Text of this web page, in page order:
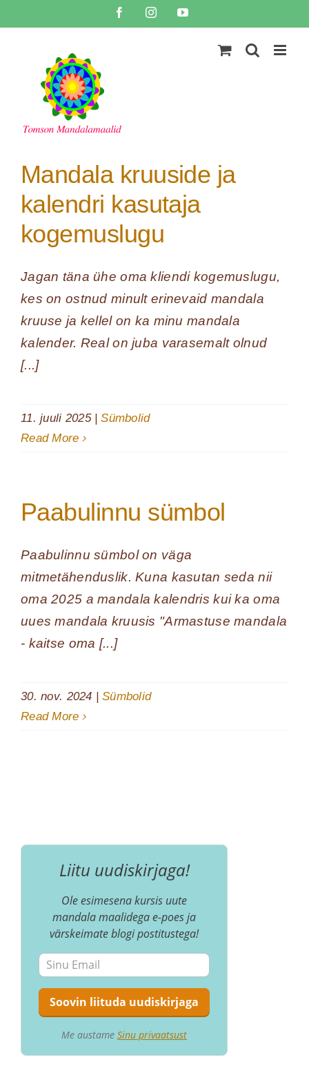
to
FacebookInstagramYouTube
Mandala kruuside ja
kalendri kasutaja
kogemuslugu
Jagan täna ühe oma kliendi kogemuslugu,
kes on ostnud minult erinevaid mandala
kruuse ja kellel on ka minu mandala
kalender. Real on juba varasemalt olnud
[...]
11. juuli 2025 | Sümbolid
Read More
Paabulinnu sümbol
Paabulinnu sümbol on väga
mitmetähenduslik. Kuna kasutan seda nii
oma 2025 a mandala kalendris kui ka oma
uues mandala kruusis "Armastuse mandala
- kaitse oma [...]
30. nov. 2024 | Sümbolid
Read More
Liitu uudiskirjaga!
Ole esimesena kursis uute
mandala maalidega e-poes ja
värskeimate blogi postitustega!
Me austame Sinu privaatsust